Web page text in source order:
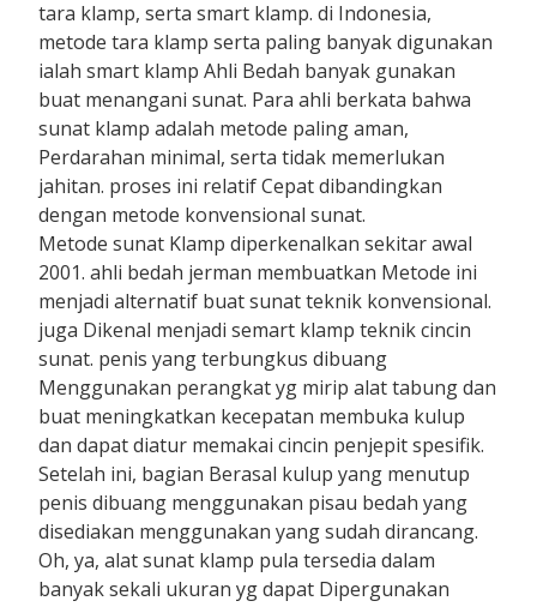
tara klamp, serta smart klamp. di Indonesia,
metode tara klamp serta paling banyak digunakan
ialah smart klamp Ahli Bedah banyak gunakan
buat menangani sunat. Para ahli berkata bahwa
sunat klamp adalah metode paling aman,
Perdarahan minimal, serta tidak memerlukan
jahitan. proses ini relatif Cepat dibandingkan
dengan metode konvensional sunat.
Metode sunat Klamp diperkenalkan sekitar awal
2001. ahli bedah jerman membuatkan Metode ini
menjadi alternatif buat sunat teknik konvensional.
juga Dikenal menjadi semart klamp teknik cincin
sunat. penis yang terbungkus dibuang
Menggunakan perangkat yg mirip alat tabung dan
buat meningkatkan kecepatan membuka kulup
dan dapat diatur memakai cincin penjepit spesifik.
Setelah ini, bagian Berasal kulup yang menutup
penis dibuang menggunakan pisau bedah yang
disediakan menggunakan yang sudah dirancang.
Oh, ya, alat sunat klamp pula tersedia dalam
banyak sekali ukuran yg dapat Dipergunakan